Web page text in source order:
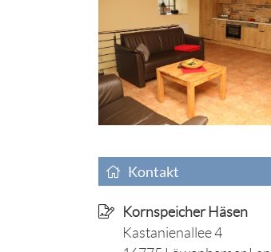
Kontakt
Kornspeicher Häsen
Kastanienallee 4